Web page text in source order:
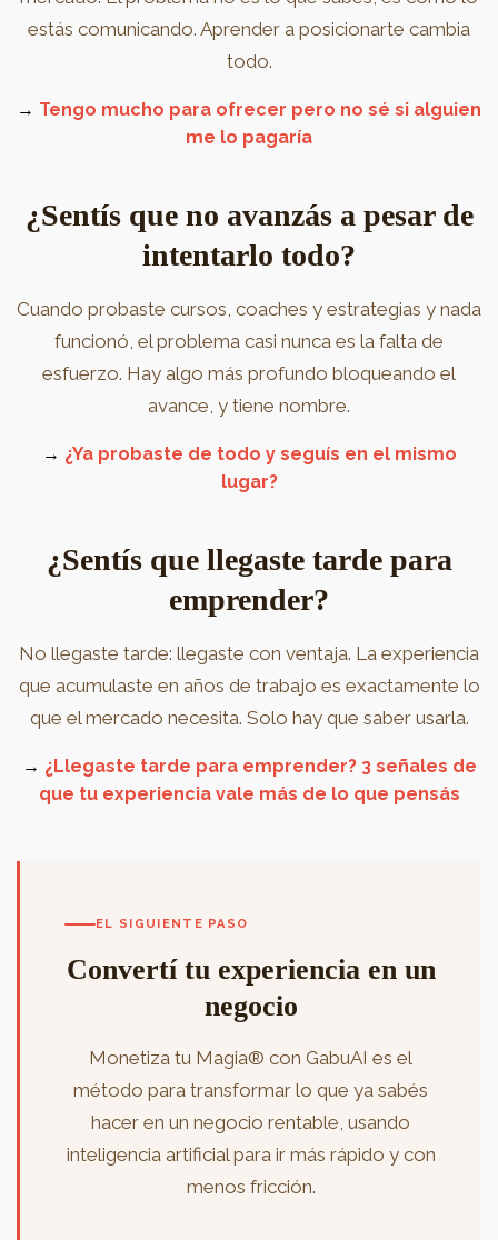
estás comunicando. Aprender a posicionarte cambia
todo.
→ Tengo mucho para ofrecer pero no sé si alguien
me lo pagaría
¿Sentís que no avanzás a pesar de
intentarlo todo?
Cuando probaste cursos, coaches y estrategias y nada
funcionó, el problema casi nunca es la falta de
esfuerzo. Hay algo más profundo bloqueando el
avance, y tiene nombre.
→ ¿Ya probaste de todo y seguís en el mismo
lugar?
¿Sentís que llegaste tarde para
emprender?
No llegaste tarde: llegaste con ventaja. La experiencia
que acumulaste en años de trabajo es exactamente lo
que el mercado necesita. Solo hay que saber usarla.
→ ¿Llegaste tarde para emprender? 3 señales de
que tu experiencia vale más de lo que pensás
EL SIGUIENTE PASO
Convertí tu experiencia en un
negocio
Monetiza tu Magia® con GabuAI es el
método para transformar lo que ya sabés
hacer en un negocio rentable, usando
inteligencia artificial para ir más rápido y con
menos fricción.